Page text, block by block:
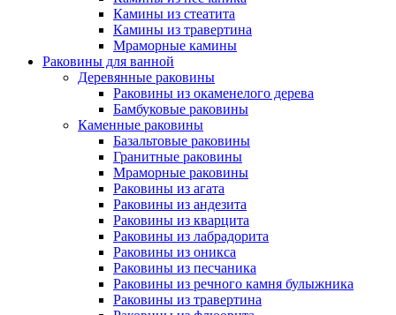
Камины из стеатита
Камины из травертина
Мраморные камины
Раковины для ванной
Деревянные раковины
Раковины из окаменелого дерева
Бамбуковые раковины
Каменные раковины
Базальтовые раковины
Гранитные раковины
Мраморные раковины
Раковины из агата
Раковины из андезита
Раковины из кварцита
Раковины из лабрадорита
Раковины из оникса
Раковины из песчаника
Раковины из речного камня булыжника
Раковины из травертина